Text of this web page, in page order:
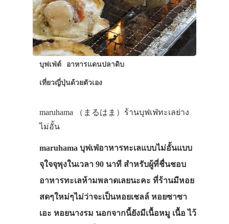
บุฟเฟ่ต์ อาหารแดนปลาดิบ
เที่ยวญี่ปุ่นด้วยตัวเอง
maruhama （まるはま）ร้านบุฟเฟ่ทะเลย่าง
ไม่อั้น
maruhama บุฟเฟ่อาหารทะเลแบบไม่อั้นแบบ
จุใจจุพุงในเวลา 90 นาที สำหรับผู้ที่ชื่นชอบ
อาหารทะเลห้ามพลาดเลยนะคะ ที่ร้านมีหอย
สดๆใหม่ๆไม่ว่าจะเป็นหอยเชลล์ หอยซาซา
เอะ หอยนางรม นอกจากนี้ยังมีเนื้อหมู เนื้อ ไว้